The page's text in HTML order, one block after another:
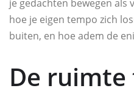
je gedachten bewegen als
hoe je eigen tempo zich
buiten, en hoe adem de
De ruimte